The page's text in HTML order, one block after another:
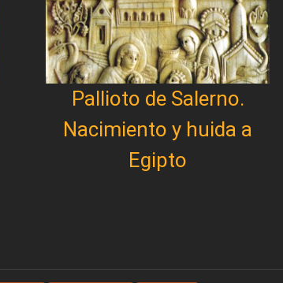
Pallioto de Salerno.
Nacimiento y huida a
Egipto